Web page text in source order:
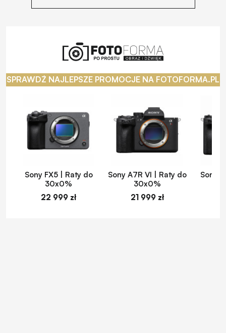
SPRAWDŹ NAJLEPSZE PROMOCJE NA FOTOFORMA.PL
Sony FX5 | Raty do
30x0%
22 999 zł
Sony A7R VI | Raty do
30x0%
21 999 zł
Sony